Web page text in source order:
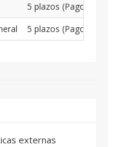
5 plazos (Pago
5 plazos (Pago
externas